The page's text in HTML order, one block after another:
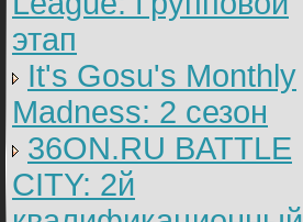
этап
It's Gosu's Monthly
Madness: 2 сезон
36ON.RU BATTLE
CITY: 2й